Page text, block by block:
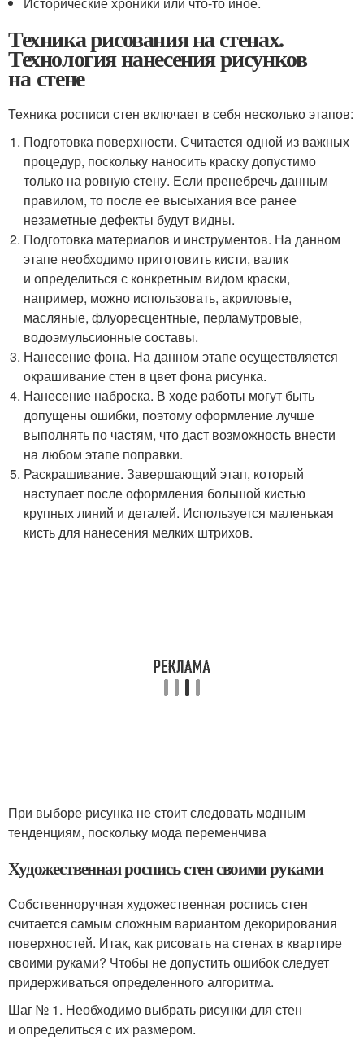
Техника рисования на стенах.
Технология нанесения рисунков
на стене
Техника росписи стен включает в себя несколько этапов:
Подготовка поверхности. Считается одной из важных
процедур, поскольку наносить краску допустимо
только на ровную стену. Если пренебречь данным
правилом, то после ее высыхания все ранее
незаметные дефекты будут видны.
Подготовка материалов и инструментов. На данном
этапе необходимо приготовить кисти, валик
и определиться с конкретным видом краски,
например, можно использовать, акриловые,
масляные, флуоресцентные, перламутровые,
водоэмульсионные составы.
Нанесение фона. На данном этапе осуществляется
окрашивание стен в цвет фона рисунка.
Нанесение наброска. В ходе работы могут быть
допущены ошибки, поэтому оформление лучше
выполнять по частям, что даст возможность внести
на любом этапе поправки.
Раскрашивание. Завершающий этап, который
наступает после оформления большой кистью
крупных линий и деталей. Используется маленькая
кисть для нанесения мелких штрихов.
При выборе рисунка не стоит следовать модным
тенденциям, поскольку мода переменчива
Художественная роспись стен своими руками
Собственноручная художественная роспись стен
считается самым сложным вариантом декорирования
поверхностей. Итак, как рисовать на стенах в квартире
своими руками? Чтобы не допустить ошибок следует
придерживаться определенного алгоритма.
Шаг № 1. Необходимо выбрать рисунки для стен
и определиться с их размером.